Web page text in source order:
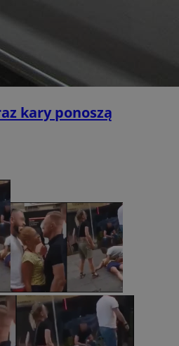
kary ponoszą